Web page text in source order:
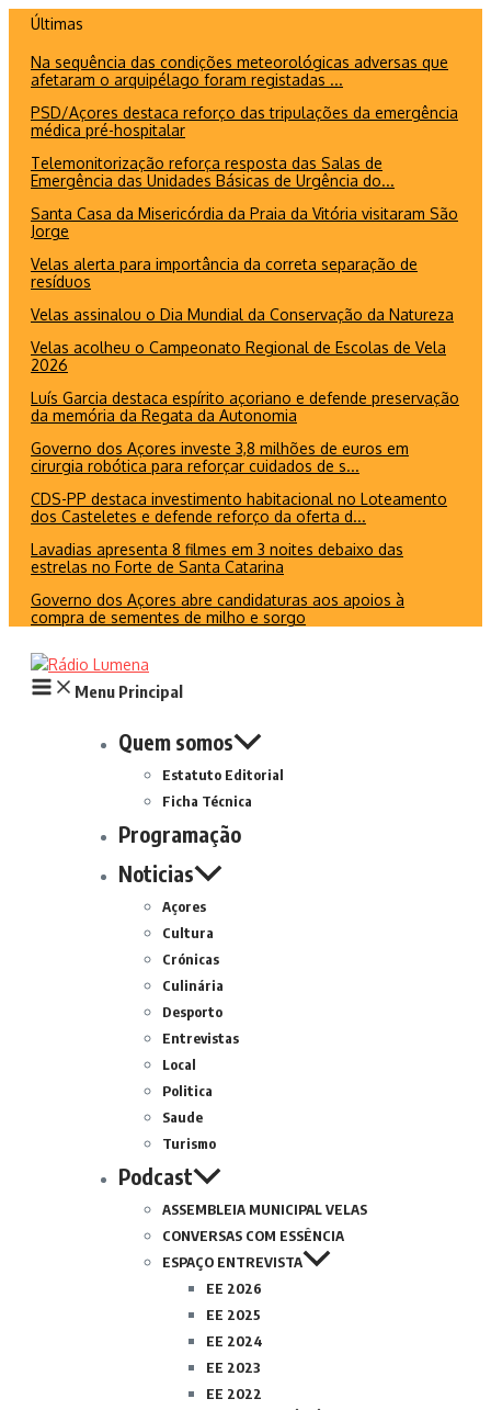
conteúdo
Últimas
Na sequência das condições meteorológicas adversas que
afetaram o arquipélago foram registadas ...
PSD/Açores destaca reforço das tripulações da emergência
médica pré-hospitalar
Telemonitorização reforça resposta das Salas de
Emergência das Unidades Básicas de Urgência do...
Santa Casa da Misericórdia da Praia da Vitória visitaram São
Jorge
Velas alerta para importância da correta separação de
resíduos
Velas assinalou o Dia Mundial da Conservação da Natureza
Velas acolheu o Campeonato Regional de Escolas de Vela
2026
Luís Garcia destaca espírito açoriano e defende preservação
da memória da Regata da Autonomia
Governo dos Açores investe 3,8 milhões de euros em
cirurgia robótica para reforçar cuidados de s...
CDS-PP destaca investimento habitacional no Loteamento
dos Casteletes e defende reforço da oferta d...
Lavadias apresenta 8 filmes em 3 noites debaixo das
estrelas no Forte de Santa Catarina
Governo dos Açores abre candidaturas aos apoios à
compra de sementes de milho e sorgo
Menu Principal
Quem somos
Estatuto Editorial
Ficha Técnica
Programação
Noticias
Açores
Cultura
Crónicas
Culinária
Desporto
Entrevistas
Local
Politica
Saude
Turismo
Podcast
ASSEMBLEIA MUNICIPAL VELAS
CONVERSAS COM ESSÊNCIA
ESPAÇO ENTREVISTA
EE 2026
EE 2025
EE 2024
EE 2023
EE 2022